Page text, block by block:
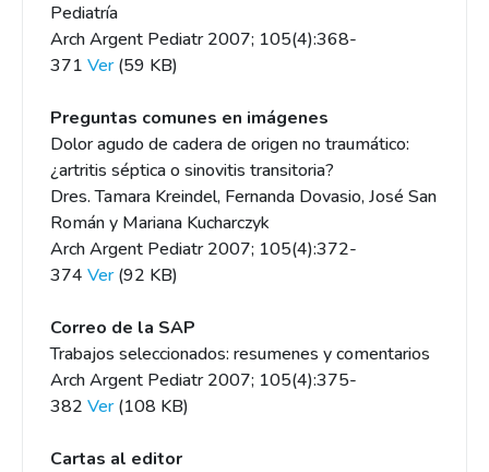
Pediatría
Arch Argent Pediatr 2007; 105(4):368-
371 Ver(59 KB)
Preguntas comunes en imágenes
Dolor agudo de cadera de origen no traumático:
¿artritis séptica o sinovitis transitoria?
Dres. Tamara Kreindel, Fernanda Dovasio, José San
Román y Mariana Kucharczyk
Arch Argent Pediatr 2007; 105(4):372-
374 Ver(92 KB)
Correo de la SAP
Trabajos seleccionados: resumenes y comentarios
Arch Argent Pediatr 2007; 105(4):375-
382 Ver(108 KB)
Cartas al editor